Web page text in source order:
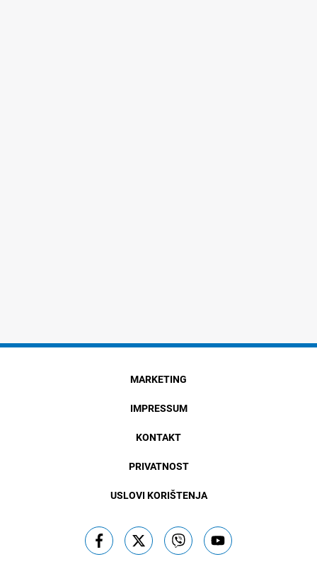
MARKETING
IMPRESSUM
KONTAKT
PRIVATNOST
USLOVI KORIŠTENJA